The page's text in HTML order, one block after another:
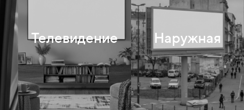
Телевидение Наружная
Цифровые экраны
Остановки